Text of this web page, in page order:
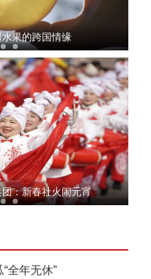
果的跨国情缘
的相声追梦记
：新春社火闹元宵
全年无休”